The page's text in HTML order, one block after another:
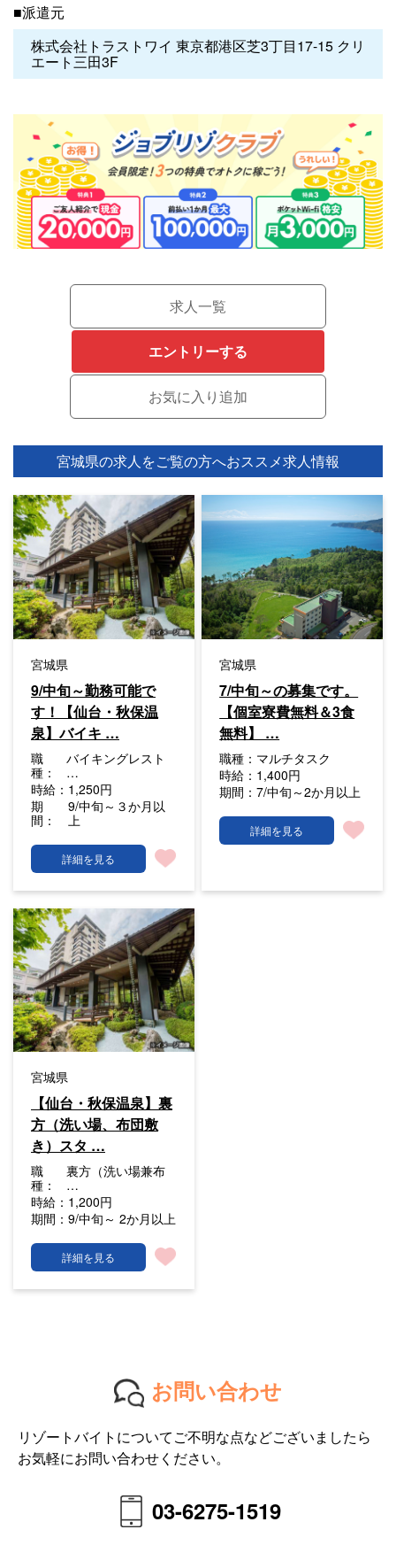
■派遣元
株式会社トラストワイ 東京都港区芝3丁目17-15 クリ
エート三田3F
求人一覧
エントリーする
宮城県の求人をご覧の方へおススメ求人情報
宮城県
9/中旬～勤務可能で
す！【仙台・秋保温
泉】バイキ …
職
種：
バイキングレスト
…
時給： 1,250円
期
間：
9/中旬～３か月以
上
詳細を見る
宮城県
7/中旬～の募集です。
【個室寮費無料＆3食
無料】 …
職種： マルチタスク
時給： 1,400円
期間：7/中旬～2か月以上
詳細を見る
宮城県
【仙台・秋保温泉】裏
方（洗い場、布団敷
き）スタ …
職
種：
裏方（洗い場兼布
…
時給： 1,200円
期間： 9/中旬～ 2か月以上
詳細を見る
お問い合わせ
リゾートバイトについてご不明な点などございましたら
お気軽にお問い合わせください。
03-6275-1519